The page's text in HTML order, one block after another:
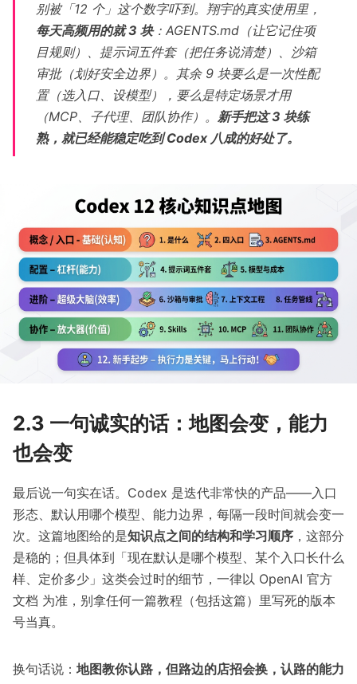
别被「12 个」这个数字吓到。翔宇的真实使用里，
每天高频用的就 3 块：AGENTS.md（让它记住项
目规则）、提示词五件套（把任务说清楚）、沙箱
审批（划好安全边界）。其余 9 块要么是一次性配
置（选入口、设模型），要么是特定场景才用
（MCP、子代理、团队协作）。新手把这 3 块练
熟，就已经能稳定吃到 Codex 八成的好处了。
2.3 一句诚实的话：地图会变，能力
也会变
最后说一句实在话。Codex 是迭代非常快的产品——入口
形态、默认用哪个模型、能力边界，每隔一段时间就会变一
次。这篇地图给的是知识点之间的结构和学习顺序 ，这部分
是稳的；但具体到「现在默认是哪个模型、某个入口长什么
样、定价多少」这类会过时的细节，一律以 OpenAI 官方
文档 为准，别拿任何一篇教程（包括这篇）里写死的版本
号当真。
换句话说： 地图教你认路，但路边的店招会换，认路的能力